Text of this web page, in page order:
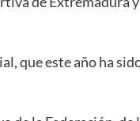
que este año ha